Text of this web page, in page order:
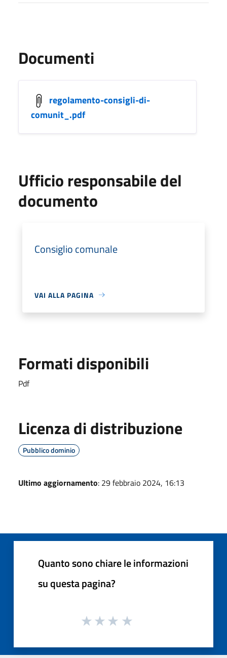
Documenti
regolamento-consigli-di-
comunit_.pdf
Ufficio responsabile del
documento
Consiglio comunale
VAI ALLA PAGINA
Formati disponibili
Pdf
Licenza di distribuzione
Pubblico dominio
Ultimo aggiornamento: 29 febbraio 2024, 16:13
Quanto sono chiare le informazioni
su questa pagina?